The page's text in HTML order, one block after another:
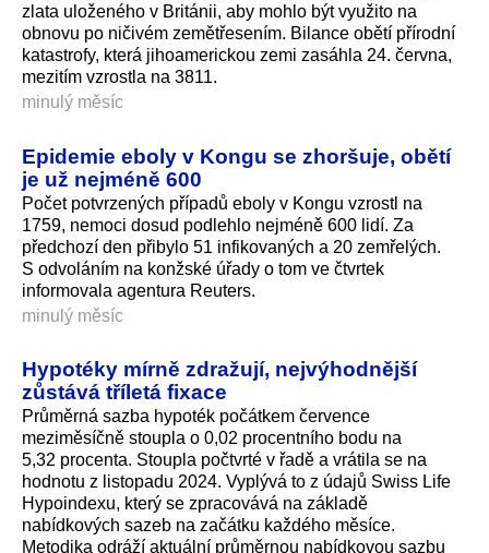
zlata uloženého v Británii, aby mohlo být využito na
obnovu po ničivém zemětřesením. Bilance obětí přírodní
katastrofy, která jihoamerickou zemi zasáhla 24. června,
mezitím vzrostla na 3811.
minulý měsíc
Epidemie eboly v Kongu se zhoršuje, obětí
je už nejméně 600
Počet potvrzených případů eboly v Kongu vzrostl na
1759, nemoci dosud podlehlo nejméně 600 lidí. Za
předchozí den přibylo 51 infikovaných a 20 zemřelých.
S odvoláním na konžské úřady o tom ve čtvrtek
informovala agentura Reuters.
minulý měsíc
Hypotéky mírně zdražují, nejvýhodnější
zůstává tříletá fixace
Průměrná sazba hypoték počátkem července
meziměsíčně stoupla o 0,02 procentního bodu na
5,32 procenta. Stoupla počtvrté v řadě a vrátila se na
hodnotu z listopadu 2024. Vyplývá to z údajů Swiss Life
Hypoindexu, který se zpracovává na základě
nabídkových sazeb na začátku každého měsíce.
Metodika odráží aktuální průměrnou nabídkovou sazbu